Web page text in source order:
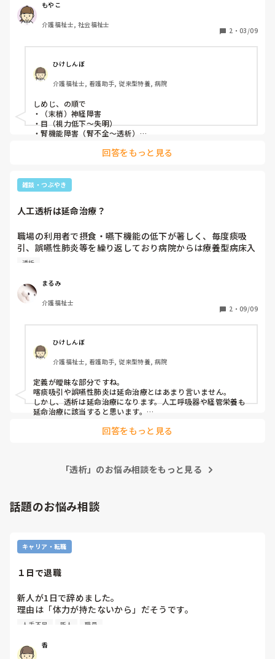
もやこ
介護福祉士, 社会福祉士
2 ・ 03/09
ひけしんぼ
介護福祉士, 看護助手, 従来型特養, 病院
しめじ、の順で
・（末梢）神経障害
・目（視力低下〜失明）
・腎機能障害（腎不全〜透析）
に、更に5年経過で腎機能障害が出現と聞いてます。
「5年刻みのしめじ」
回答をもっと見る
雑談・つぶやき
人工透析は延命治療？
職場の利用者で摂食・嚥下機能の低下が著しく、毎度痰吸
引、誤嚥性肺炎等を繰り返しており病院からは療養型病床入
院を勧められていましたが延命治療はしないという約束で施
痰吸引や誤嚥性肺炎での処置や投薬は延命治療とは違うと思
うんですが、透析はどっち扱いなんでしょうか？
透析
まるみ
介護福祉士
2 ・ 09/09
ひけしんぼ
介護福祉士, 看護助手, 従来型特養, 病院
定義が曖昧な部分ですね。
喀痰吸引や誤嚥性肺炎は延命治療とはあまり言いません。
しかし、透析は延命治療になります。人工呼吸器や経管栄養も
延命治療に該当すると思います。
延命なのかどうかと言われると難しいですね。
回答をもっと見る
「透析」のお悩み相談をもっと見る
話題のお悩み相談
キャリア・転職
１日で退職
新人が1日で辞めました。
理由は「体力が持たないから」だそうです。
皆さんはありますか？
人手不足 新人 職員
香